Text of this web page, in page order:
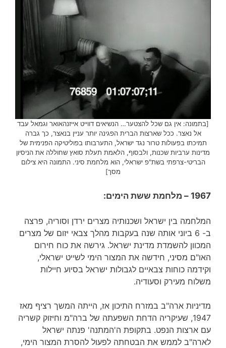
[בתמונה: אין גם שכל להצטער… הנשיאים דווייט אייזנהאואר וגמאל עבד
אל נאצר. ככל שארצות הברית הפגינה יותר עניין בנאצר, כך גברה
תמיכתו בפעולות טרור נגד ישראל, התערבותו בפוליטיקה הפנימית של
מדינות ערביות שכנות, ולבסוף, הלאמת תעלת סואץ שחוללה את הניסיון
הבריטי-צרפתי בשת"פ ישראלי, הוא מלחמת סיני. התמונה היא צילום
מסך]
1967 – מלחמת ששת הימים:
המלחמה בין ישראל ושכנותיה מצרים ירדן וסוריה, פרצה
ב- 6 ביוני אותה שנה בעקבות מהלך צבאי יזום של מצרים
המכוון להשמדת מדינת ישראל. גירשה את כוח חירום
האו"ם מסיני, חידשה את המצור הימי לשייט ישראלי,
וקידמה כוחות צבאיים לגבולות ישראל בסיוע חיילות
משלוח מעירק וסעודיה.
מדיניות ארה"ב במזרח התיכון אז, הייתה המשך רציף מאז
1947, שעיקריה הדחת השפעתה של ברה"מ וחיזוק קשריה
עם ארצות הנפט. בתקופת ה'המתנה' פנתה ישראל
לארה"ב לממש את הבטחתה לפעול להסרת המצור הימי,